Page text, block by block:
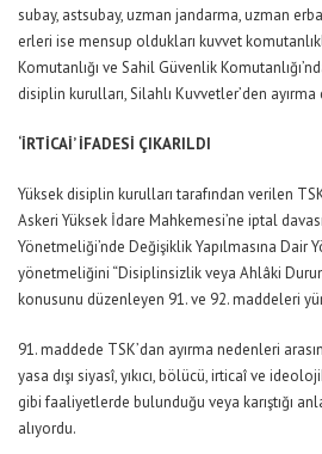
subay, astsubay, uzman jandarma, uzman
erleri ise mensup oldukları kuvvet
Komutanlığı ve Sahil Güvenlik
disiplin kurulları, Silahlı Kuvvetler’den
‘İRTİCAİ’ İFADESİ ÇIKARILDI
Yüksek disiplin kurulları tarafından verilen
Askeri Yüksek İdare Mahkemesi’ne iptal
Yönetmeliği’nde Değişiklik Yapılmasına Dair
yönetmeliğini “Disiplinsizlik veya Ahlâki
konusunu düzenleyen 91. ve 92. maddeleri
91. maddede TSK’dan ayırma nedenleri
yasa dışı siyasî, yıkıcı, bölücü, irticaî ve
gibi faaliyetlerde bulunduğu veya karıştığı
alıyordu.